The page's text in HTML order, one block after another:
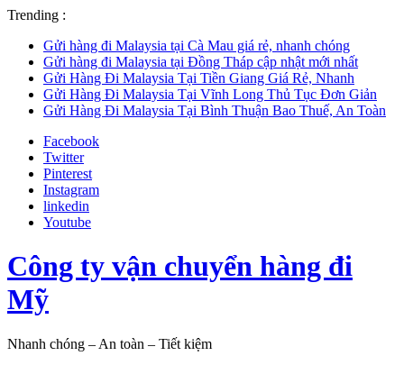
Trending :
Gửi hàng đi Malaysia tại Cà Mau giá rẻ, nhanh chóng
Gửi hàng đi Malaysia tại Đồng Tháp cập nhật mới nhất
Gửi Hàng Đi Malaysia Tại Tiền Giang Giá Rẻ, Nhanh
Gửi Hàng Đi Malaysia Tại Vĩnh Long Thủ Tục Đơn Giản
Gửi Hàng Đi Malaysia Tại Bình Thuận Bao Thuế, An Toàn
Facebook
Twitter
Pinterest
Instagram
linkedin
Youtube
Công ty vận chuyển hàng đi
Mỹ
Nhanh chóng – An toàn – Tiết kiệm